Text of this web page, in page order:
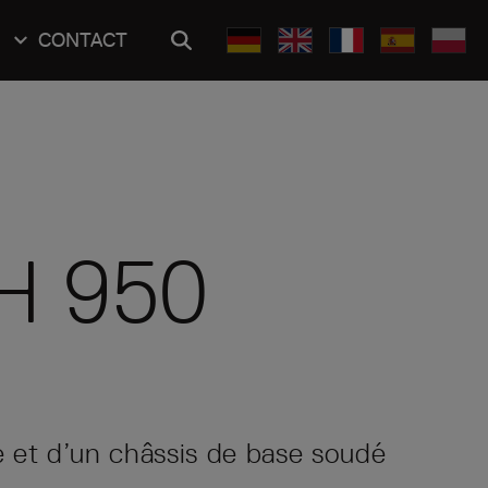
CONTACT
950
d’un châssis de base soudé